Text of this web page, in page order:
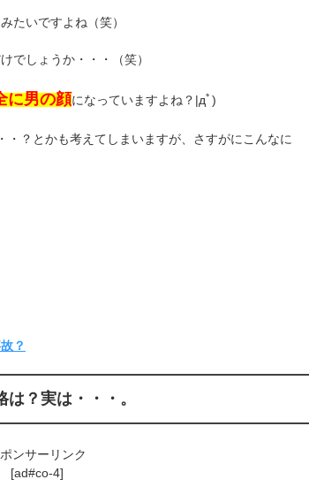
たいですよね（笑）
でしょうか・・・（笑）
に男の顔になっていますよね？|дﾟ)
・？とかも考えてしまいますが、さすがにこんなに
？
？実は・・・。
ンサーリンク
[ad#co-4]